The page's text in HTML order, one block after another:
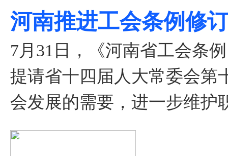
河南推进工会条例修
7月31日，《河南省工会条
提请省十四届人大常委会第
会发展的需要，进一步维护